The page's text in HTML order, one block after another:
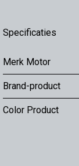
Specificaties
Merk Motor
Brand-product
Color Product